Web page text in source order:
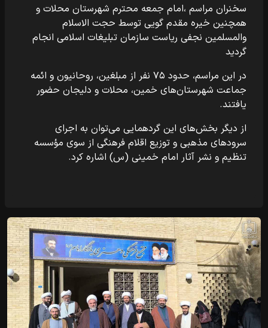
سخنران مراسم ،امام جمعه محترم شهرستان محلات و
همچنین خیره مقدم گویی توسط حجت الاسلام
والمسلمین نجفی ریاست سازمان تبلیغات اسلامی انجام
گردید
در این مراسم، حدود ۷۵ نفر از مبلغین، روحانیون و ائمه
جماعت شهرستان‌های خمین، محلات و دلیجان حضور
یافتند.
از دیگر بخش‌های این گردهمایی می‌توان به اجرای
سرودهای مذهبی و توزیع اقلام فرهنگی از سوی مؤسسه
تنظیم و نشر آثار امام خمینی (س) اشاره کرد.